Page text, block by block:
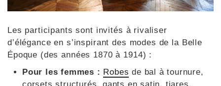
Les participants sont invités à rivaliser
d’élégance en s’inspirant des modes de la Belle
Époque (des années 1870 à 1914) :
Pour les femmes : Robes de bal à tournure,